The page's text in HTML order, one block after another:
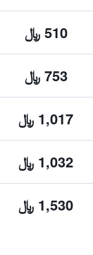
510 ﷼
753 ﷼
1,017 ﷼
1,032 ﷼
1,530 ﷼